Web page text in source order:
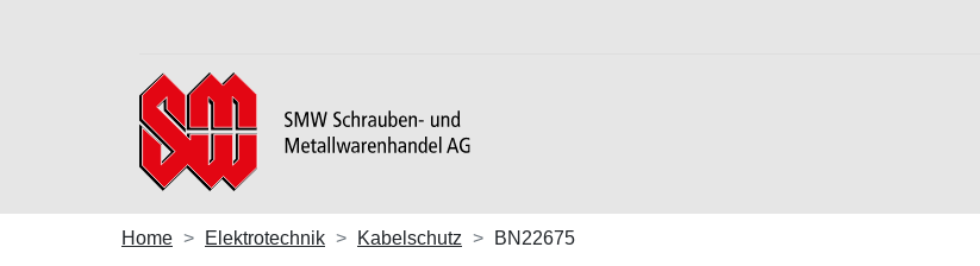
Home Elektrotechnik Kabelschutz BN22675